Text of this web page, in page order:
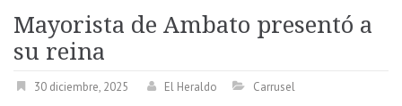
Mayorista de Ambato presentó a
su reina
30 diciembre, 2025 El Heraldo Carrusel